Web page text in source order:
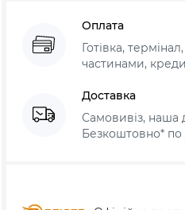
Оплата
Готівка,
частинами,
Доставка
Самовивіз, наша
Безкоштовно* по